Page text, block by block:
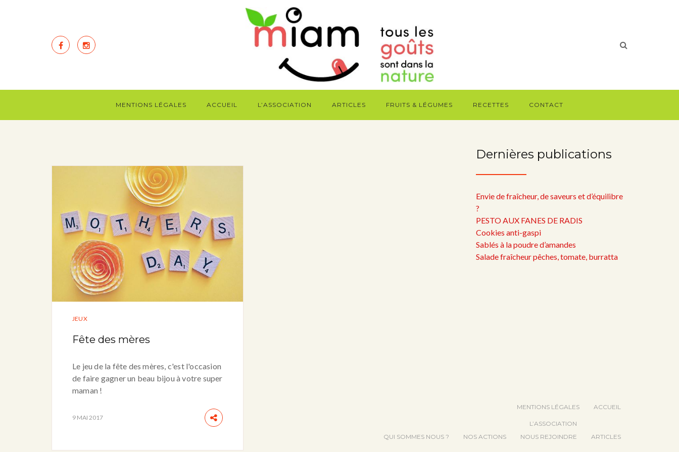
MENTIONS LÉGALES ACCUEIL L’ASSOCIATION ARTICLES FRUITS & LÉGUMES RECETTES CONTACT
JEUX
Fête des mères
Le jeu de la fête des mères, c'est l'occasion
de faire gagner un beau bijou à votre super
maman !
9 MAI 2017
Dernières publications
Envie de fraîcheur, de saveurs et d’équilibre
?
PESTO AUX FANES DE RADIS
Cookies anti-gaspi
Sablés à la poudre d’amandes
Salade fraîcheur pêches, tomate, burratta
MENTIONS LÉGALES ACCUEIL
L’ASSOCIATION
QUI SOMMES NOUS ?
NOS ACTIONS NOUS REJOINDRE ARTICLES